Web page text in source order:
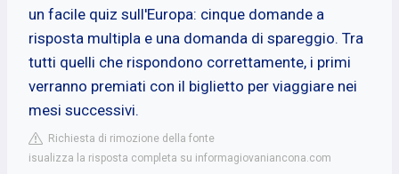
un facile quiz sull'Europa: cinque domande a
risposta multipla e una domanda di spareggio. Tra
tutti quelli che rispondono correttamente, i primi
verranno premiati con il biglietto per viaggiare nei
mesi successivi.
Richiesta di rimozione della fonte
isualizza la risposta completa su informagiovaniancona.com